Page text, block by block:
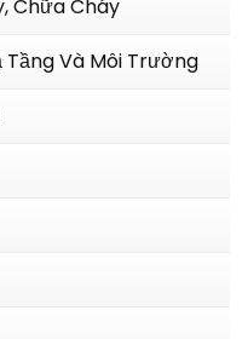
Chữa Cháy
Tầng Và Môi Trường